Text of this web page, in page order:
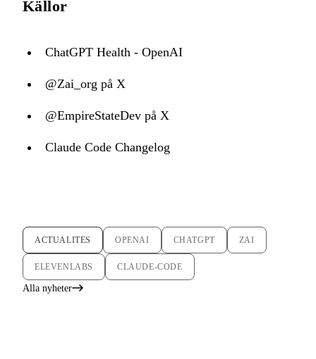
Källor
ChatGPT Health - OpenAI
@Zai_org på X
@EmpireStateDev på X
Claude Code Changelog
ACTUALITES OPENAI CHATGPT ZAI
ELEVENLABS CLAUDE-CODE
Alla nyheter